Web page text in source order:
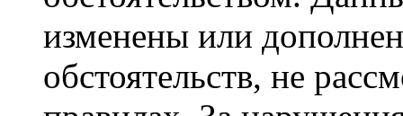
изменены или
обстоятельств, не